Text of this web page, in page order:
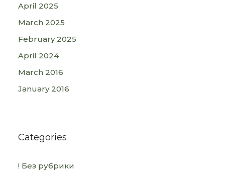
April 2025
March 2025
February 2025
April 2024
March 2016
January 2016
Categories
! Без рубрики